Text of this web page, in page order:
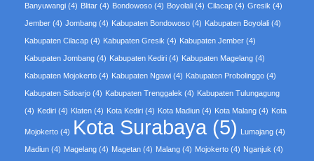
Banyuwangi (4) Blitar (4) Bondowoso (4) Boyolali (4) Cilacap (4) Gresik (4)
Jember (4) Jombang (4) Kabupaten Bondowoso (4) Kabupaten Boyolali (4)
Kabupaten Cilacap (4) Kabupaten Gresik (4) Kabupaten Jember (4)
Kabupaten Jombang (4) Kabupaten Kediri (4) Kabupaten Magelang (4)
Kabupaten Mojokerto (4) Kabupaten Ngawi (4) Kabupaten Probolinggo (4)
Kabupaten Sidoarjo (4) Kabupaten Trenggalek (4) Kabupaten Tulungagung
(4) Kediri (4) Klaten (4) Kota Kediri (4) Kota Madiun (4) Kota Malang (4) Kota
Mojokerto (4) Kota Surabaya (5) Lumajang (4)
Madiun (4) Magelang (4) Magetan (4) Malang (4) Mojokerto (4) Nganjuk (4)